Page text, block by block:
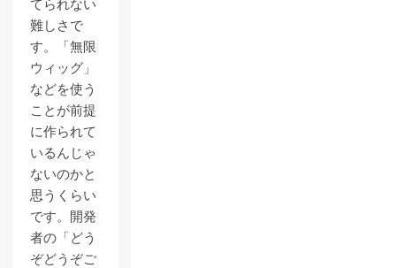
てられない
難しさで
す。「無限
ウィッグ」
などを使う
ことが前提
に作られて
いるんじゃ
ないのかと
思うくらい
です。開発
者の「どう
ぞどうぞご